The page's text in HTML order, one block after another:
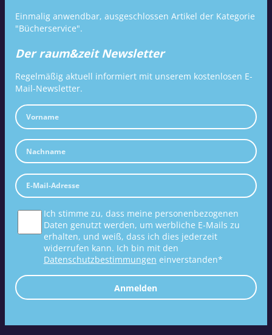
Einmalig anwendbar, ausgeschlossen Artikel der Kategorie
"Bücherservice".
Der raum&zeit Newsletter
Regelmäßig aktuell informiert mit unserem kostenlosen E-
Mail-Newsletter.
Ich stimme zu, dass meine personenbezogenen
Daten genutzt werden, um werbliche E-Mails zu
erhalten, und weiß, dass ich dies jederzeit
widerrufen kann. Ich bin mit den
Datenschutzbestimmungen einverstanden*
Anmelden